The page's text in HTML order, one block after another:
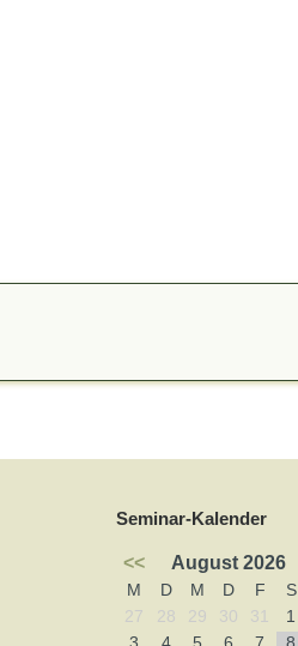
Seminar-Kalender
<< August 2026
M D M D F S
27
28 29 30 31 1